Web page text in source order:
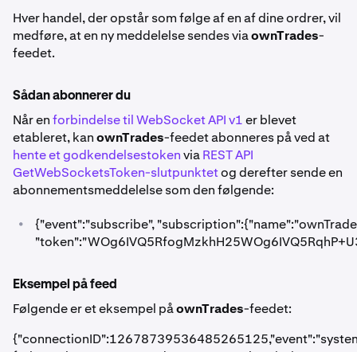
Hver handel, der opstår som følge af en af dine ordrer, vil
medføre, at en ny meddelelse sendes viaownTrades-
feedet.
Sådan abonnerer du
Når enforbindelse til WebSocket API v1er blevet
etableret, kanownTrades-feedet abonneres på ved at
hente et godkendelsestokenviaREST API
GetWebSocketsToken-slutpunktetog derefter sende en
abonnementsmeddelelse som den følgende:
•
{"event":"subscribe",
Eksempel på feed
Følgende er et eksempel påownTrades-feedet: